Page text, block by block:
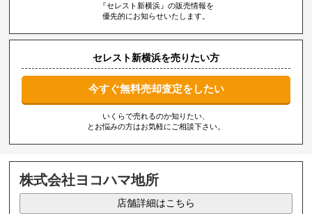
『セレスト新横浜』の販売情報を
優先的にお知らせいたします。
セレスト新横浜を売りたい方
今すぐ無料売却査定をしたい
いくらで売れるのか知りたい、
とお悩みの方はお気軽にご相談下さい。
株式会社ヨコハマ地所
店舗詳細はこちら